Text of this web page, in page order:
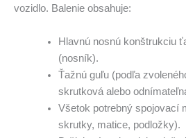
vozidlo. Balenie obsahuje:
Hlavnú nosnú konštrukciu
(nosník).
Ťažnú guľu (podľa
skrutková alebo
Všetok potrebný spojovací
skrutky, matice, podložky).